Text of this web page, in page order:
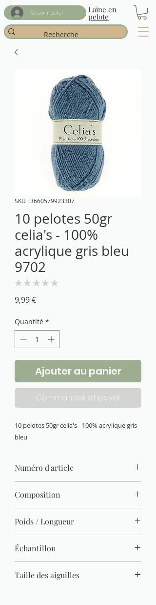
Se connecter Laine en
pelote
SKU : 3660579923307
10 pelotes 50gr
celia's - 100%
acrylique gris bleu
9702
★ ★ ★ ★ ★
9,99 €Prix
Quantité *
Ajouter au panier
Commander et payer
10 pelotes 50gr celia's - 100% acrylique gris
bleu
Numéro d'article
Composition
Poids / Longueur
Échantillon
Taille des aiguilles